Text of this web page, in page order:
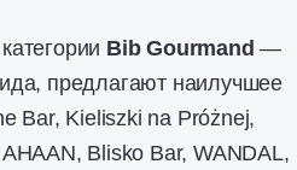
Bib Gourmand —
предлагают наилучшее
Bar, Kieliszki na Próżnej,
Blisko Bar, WANDAL,